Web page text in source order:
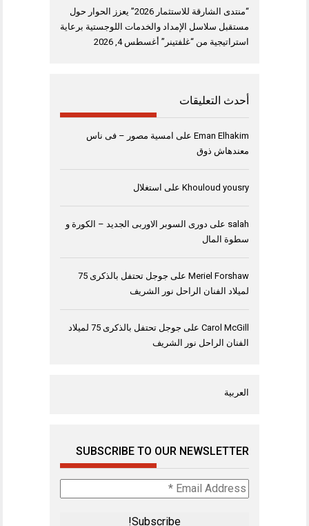
“منتدى الشارقة للاستثمار 2026” يعزز الحوار حول
مستقبل سلاسل الإمداد والخدمات اللوجستية برعاية
استراتيجية من “غلفتينر” أغسطس 4, 2026
أحدث التعليقات
Eman Elhakim على امسية مصور – فى ناس
معندهاش ذوق
Khouloud yousry على استغلال
salah على دورى السوبر الاوربى الجديد – الكورة و
سطوة المال
Meriel Forshaw على
جوجل تحتفل بالذكرى 75
لميلاد الفنان الراحل نور الشريف
Carol McGill على
جوجل تحتفل بالذكرى 75 لميلاد
الفنان الراحل نور الشريف
العربية
SUBSCRIBE TO OUR NEWSLETTER
Email
Address